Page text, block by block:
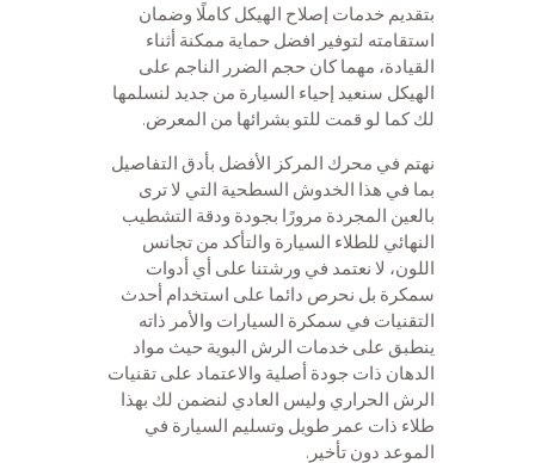
بتقديم خدمات إصلاح الهيكل كاملًا وضمان
استقامته لتوفير افضل حماية ممكنة أثناء
القيادة، مهما كان حجم الضرر الناجم على
الهيكل سنعيد إحياء السيارة من جديد لنسلمها
لك كما لو قمت للتو بشرائها من المعرض.
نهتم في محرك المركز الأفضل بأدق التفاصيل
بما في هذا الخدوش السطحية التي لا ترى
بالعين المجردة مرورًا بجودة ودقة التشطيب
النهائي للطلاء السيارة والتأكد من تجانس
اللون، لا نعتمد في ورشتنا على أي أدوات
سمكرة بل نحرص دائما على استخدام أحدث
التقنيات في سمكرة السيارات والأمر ذاته
ينطبق على خدمات الرش البوية حيث مواد
الدهان ذات جودة أصلية والاعتماد على تقنيات
الرش الحراري وليس العادي لنضمن لك بهذا
طلاء ذات عمر طويل وتسليم السيارة في
الموعد دون تأخير.